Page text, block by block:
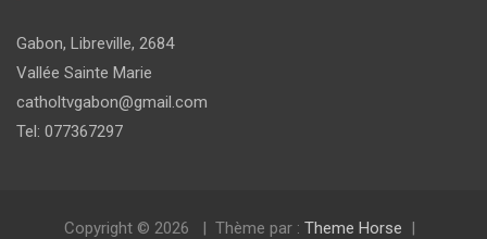
Gabon, Libreville, 2684
Vallée Sainte Marie
catholtvgabon@gmail.com
Tel: 077367297
Copyright © 2026 Thème par : Theme Horse